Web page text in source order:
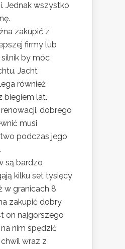
Jednak wszystko
zakupić z
firmy lub
by móc
Jacht
również
biegiem lat.
dobrego
musi
podczas jego
są bardzo
kilku set tysięcy
w granicach 8
zakupić dobry
on najgorszego
nim spędzić
wraz z